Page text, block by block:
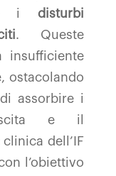
idisturbi
. Queste
insufficiente
ostacolando
assorbire i
e il
dell’IF
l’obiettivo